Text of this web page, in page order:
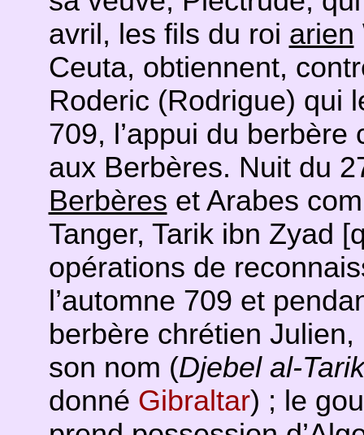
avril, les fils du roi arien
Ceuta, obtiennent,
Roderic (Rodrigue) qui
709, l’appui du
aux Berbères. Nuit du
Berbères et Arabes
Tanger, Tarik ibn Zyad
opérations de
l’automne 709 et
berbère chrétien
son nom (Djebel al-Tarik
donné Gibraltar) ; le